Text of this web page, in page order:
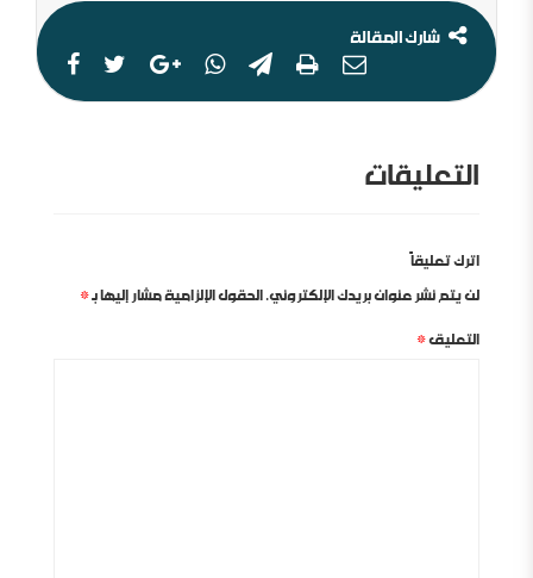
شارك المقالة
التعليقات
اترك تعليقاً
لن يتم نشر عنوان بريدك الإلكتروني.الحقول الإلزامية مشار إليها بـ*
التعليق*